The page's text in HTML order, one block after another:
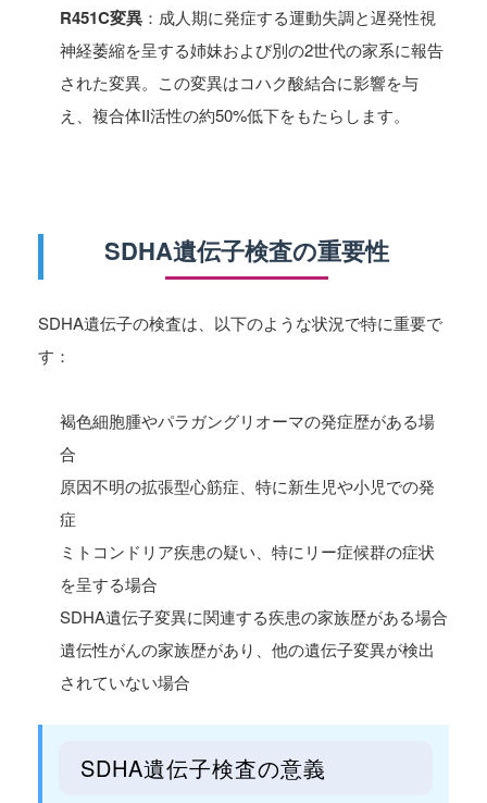
R451C変異：成人期に発症する運動失調と遅発性視
神経萎縮を呈する姉妹および別の2世代の家系に報告
された変異。この変異はコハク酸結合に影響を与
え、複合体II活性の約50%低下をもたらします。
SDHA遺伝子検査の重要性
SDHA遺伝子の検査は、以下のような状況で特に重要で
す：
褐色細胞腫やパラガングリオーマの発症歴がある場
合
原因不明の拡張型心筋症、特に新生児や小児での発
症
ミトコンドリア疾患の疑い、特にリー症候群の症状
を呈する場合
SDHA遺伝子変異に関連する疾患の家族歴がある場合
遺伝性がんの家族歴があり、他の遺伝子変異が検出
されていない場合
SDHA遺伝子検査の意義